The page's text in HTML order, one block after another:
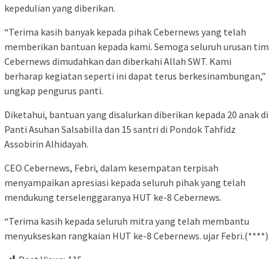
kepedulian yang diberikan.
“Terima kasih banyak kepada pihak Cebernews yang telah
memberikan bantuan kepada kami. Semoga seluruh urusan tim
Cebernews dimudahkan dan diberkahi Allah SWT. Kami
berharap kegiatan seperti ini dapat terus berkesinambungan,”
ungkap pengurus panti.
Diketahui, bantuan yang disalurkan diberikan kepada 20 anak di
Panti Asuhan Salsabilla dan 15 santri di Pondok Tahfidz
Assobirin Alhidayah.
CEO Cebernews, Febri, dalam kesempatan terpisah
menyampaikan apresiasi kepada seluruh pihak yang telah
mendukung terselenggaranya HUT ke-8 Cebernews.
“Terima kasih kepada seluruh mitra yang telah membantu
menyukseskan rangkaian HUT ke-8 Cebernews. ujar Febri.(****)